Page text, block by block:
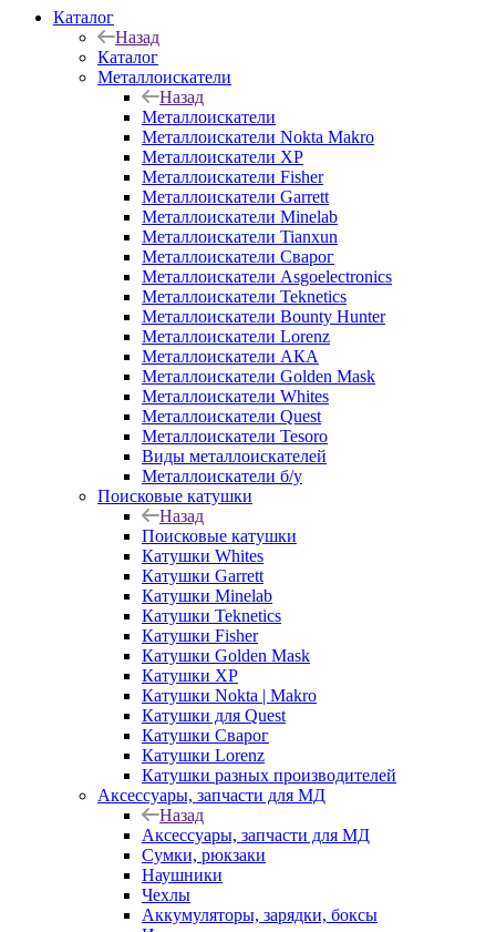
Каталог
Назад
Каталог
Металлоискатели
Назад
Металлоискатели
Металлоискатели Nokta Makro
Металлоискатели XP
Металлоискатели Fisher
Металлоискатели Garrett
Металлоискатели Minelab
Металлоискатели Tianxun
Металлоискатели Сварог
Металлоискатели Asgoelectronics
Металлоискатели Teknetics
Металлоискатели Bounty Hunter
Металлоискатели Lorenz
Металлоискатели АКА
Металлоискатели Golden Mask
Металлоискатели Whites
Металлоискатели Quest
Металлоискатели Tesoro
Виды металлоискателей
Металлоискатели б/у
Поисковые катушки
Назад
Поисковые катушки
Катушки Whites
Катушки Garrett
Катушки Minelab
Катушки Teknetics
Катушки Fisher
Катушки Golden Mask
Катушки XP
Катушки Nokta | Makro
Катушки для Quest
Катушки Сварог
Катушки Lorenz
Катушки разных производителей
Аксессуары, запчасти для МД
Назад
Аксессуары, запчасти для МД
Сумки, рюкзаки
Наушники
Чехлы
Аккумуляторы, зарядки, боксы